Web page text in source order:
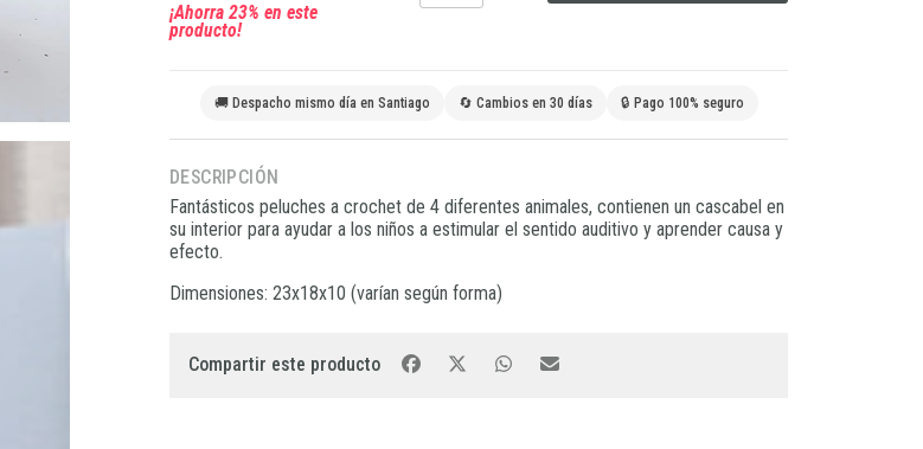
¡Ahorra 23% en este
producto!
🚚 Despacho mismo día en Santiago 🔄 Cambios en 30 días 🔒 Pago 100% seguro
DESCRIPCIÓN
Fantásticos peluches a crochet de 4 diferentes animales, contienen un cascabel en
su interior para ayudar a los niños a estimular el sentido auditivo y aprender causa y
efecto.
Dimensiones: 23x18x10 (varían según forma)
Compartir este producto